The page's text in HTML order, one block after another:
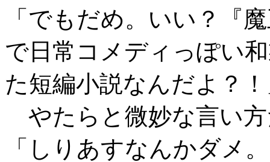
「でもだめ。いい？『
で日常コメディっぽい
た短編小説なんだよ？
やたらと微妙な言い
「しりあすなんかダメ